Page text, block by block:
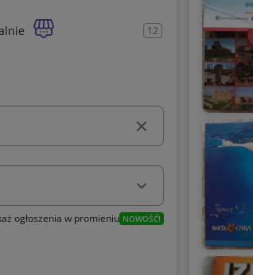
12
ogłoszenia w promieniu NOWOŚĆ!